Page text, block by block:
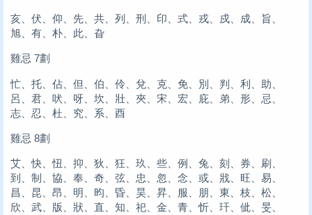
亥、伏、仰、先、共、列、刑、印、式、戎、戍、成、旨、
旭、有、朴、此、旮
雞忌 7劃
忙、托、佔、但、伯、伶、兌、克、免、別、判、利、助、
呂、君、吠、呀、坎、壯、夾、宋、宏、庇、弟、形、忌、
志、忍、杜、究、系、酉
雞忌 8劃
艾、快、忸、抑、狄、狂、玖、些、例、兔、刻、券、刷、
到、制、協、奉、奇、弦、忠、忽、念、或、戕、旺、易、
昌、昆、昂、明、昀、昏、昊、昇、服、朋、東、枝、松、
欣、武、版、狀、直、知、祀、金、青、忻、玕、佌、旻、